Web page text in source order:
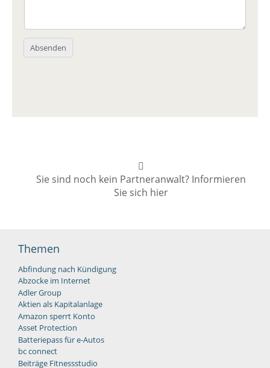
Absenden
Sie sind noch kein Partneranwalt? Informieren
Sie sich hier
Themen
Abfindung nach Kündigung
Abzocke im Internet
Adler Group
Aktien als Kapitalanlage
Amazon sperrt Konto
Asset Protection
Batteriepass für e-Autos
bc connect
Beiträge Fitnessstudio